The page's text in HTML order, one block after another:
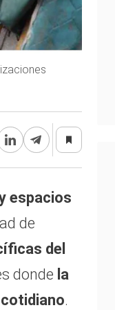
espacios
de
del
donde la
.